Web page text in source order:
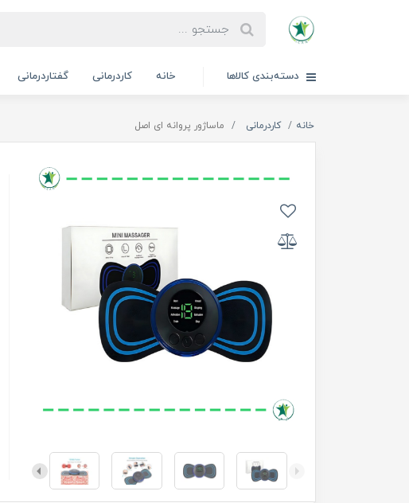
دسته‌بندی کالاها خانه کاردرمانی گفتاردرمانی
خانه کاردرمانی ماساژور پروانه ای اصل